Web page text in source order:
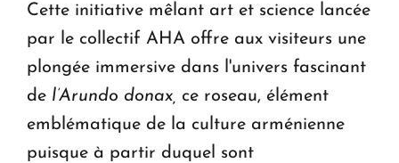
Cette initiative mêlant art et science lancée
par le collectif AHA offre aux visiteurs une
plongée immersive dans l'univers fascinant
de l’Arundo donax, ce roseau, élément
emblématique de la culture arménienne
puisque à partir duquel sont